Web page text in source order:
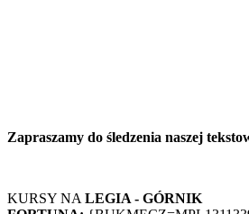
Zapraszamy do śledzenia naszej
KURSY NA LEGIA - GÓRNIK